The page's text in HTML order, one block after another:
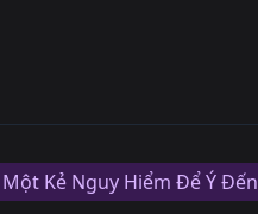
Một Kẻ Nguy Hiểm Để Ý Đến